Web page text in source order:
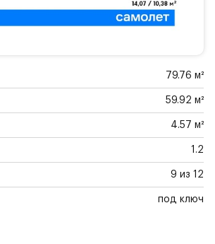
79.76 м²
59.92 м²
4.57 м²
1.2
9 из 12
под ключ